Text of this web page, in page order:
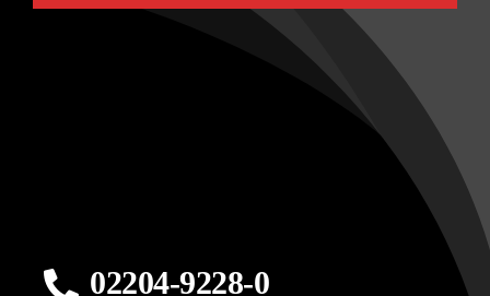
02204-9228-0